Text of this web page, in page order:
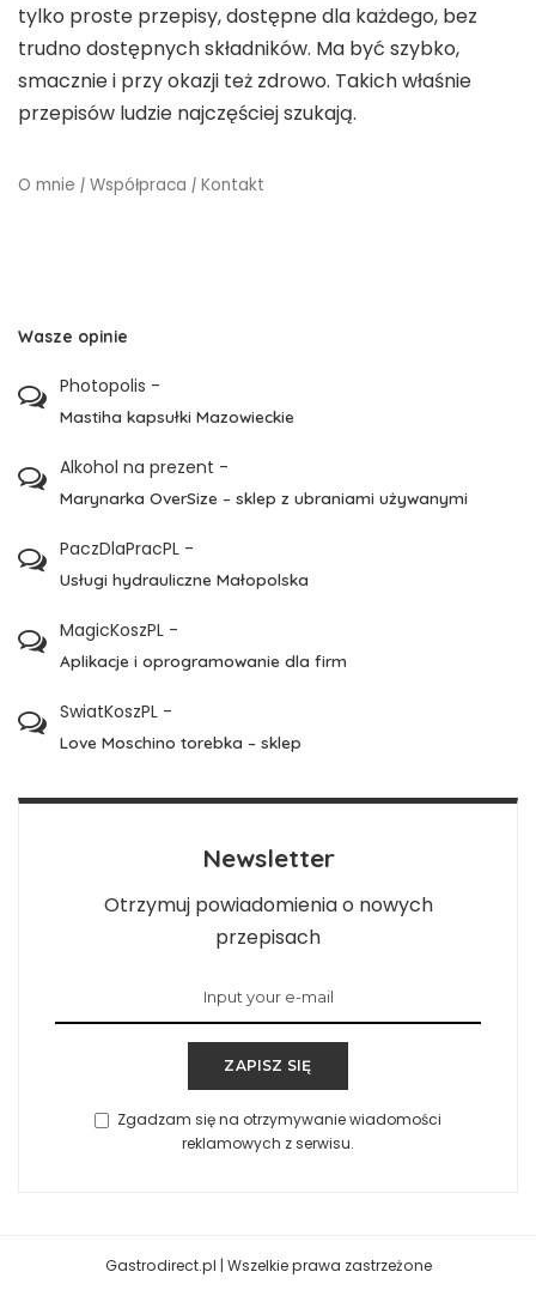
tylko proste przepisy, dostępne dla każdego, bez
trudno dostępnych składników. Ma być szybko,
smacznie i przy okazji też zdrowo. Takich właśnie
przepisów ludzie najczęściej szukają.
O mnie | Współpraca | Kontakt
Wasze opinie
Photopolis -
Mastiha kapsułki Mazowieckie
Alkohol na prezent -
Marynarka OverSize – sklep z ubraniami używanymi
PaczDlaPracPL -
Usługi hydrauliczne Małopolska
MagicKoszPL -
Aplikacje i oprogramowanie dla firm
SwiatKoszPL -
Love Moschino torebka – sklep
Newsletter
Otrzymuj powiadomienia o nowych
przepisach
ZAPISZ SIĘ
Zgadzam się na otrzymywanie wiadomości
reklamowych z serwisu.
Gastrodirect.pl | Wszelkie prawa zastrzeżone